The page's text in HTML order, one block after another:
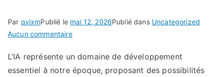
Par qvixmPublié le mai 12, 2026Publié dans Uncategorized
Aucun commentairesur
promesses
et
L’IA représente un domaine de développement
essentiel à notre époque, proposant des possibilités